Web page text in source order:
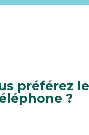
préférez le
?